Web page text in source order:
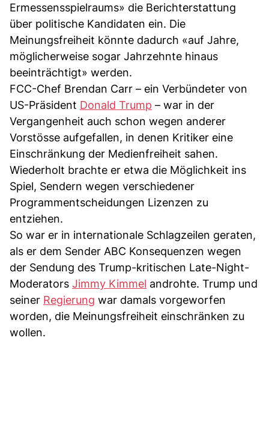
Ermessensspielraums» die Berichterstattung
über politische Kandidaten ein. Die
Meinungsfreiheit könnte dadurch «auf Jahre,
möglicherweise sogar Jahrzehnte hinaus
beeinträchtigt» werden.
FCC-Chef Brendan Carr – ein Verbündeter von
US-Präsident Donald Trump – war in der
Vergangenheit auch schon wegen anderer
Vorstösse aufgefallen, in denen Kritiker eine
Einschränkung der Medienfreiheit sahen.
Wiederholt brachte er etwa die Möglichkeit ins
Spiel, Sendern wegen verschiedener
Programmentscheidungen Lizenzen zu
entziehen.
So war er in internationale Schlagzeilen geraten,
als er dem Sender ABC Konsequenzen wegen
der Sendung des Trump-kritischen Late-Night-
Moderators Jimmy Kimmel androhte. Trump und
seiner Regierung war damals vorgeworfen
worden, die Meinungsfreiheit einschränken zu
wollen.